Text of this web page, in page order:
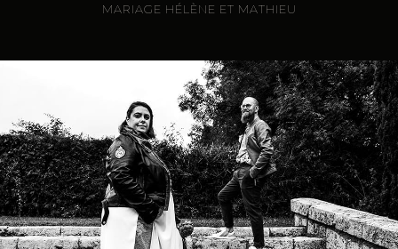
MARIAGE HÉLÈNE ET MATHIEU